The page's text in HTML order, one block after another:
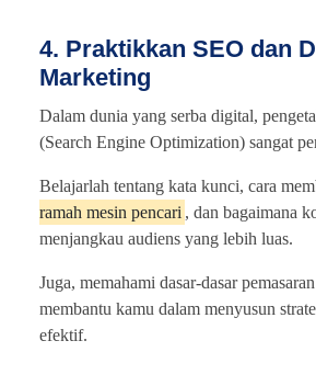
4. Praktikkan SEO dan
Marketing
Dalam dunia yang serba digital,
(Search Engine Optimization) sangat
Belajarlah tentang kata kunci, cara
ramah mesin pencari , dan bagaimana
menjangkau audiens yang lebih luas.
Juga, memahami dasar-dasar
membantu kamu dalam menyusun
efektif.